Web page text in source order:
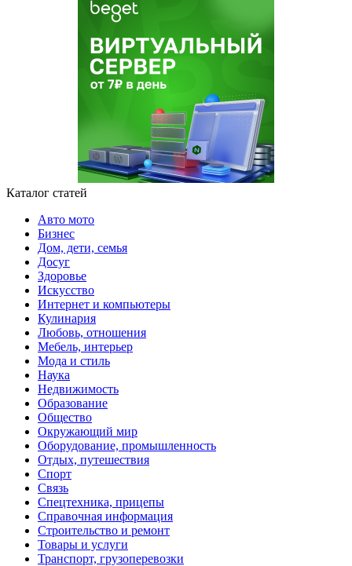
Каталог статей
Авто мото
Бизнес
Дом, дети, семья
Досуг
Здоровье
Искусство
Интернет и компьютеры
Кулинария
Любовь, отношения
Мебель, интерьер
Мода и стиль
Наука
Недвижимость
Образование
Общество
Окружающий мир
Оборудование, промышленность
Отдых, путешествия
Спорт
Связь
Спецтехника, прицепы
Справочная информация
Строительство и ремонт
Товары и услуги
Транспорт, грузоперевозки